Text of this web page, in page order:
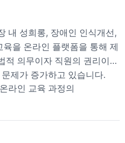
내 성희롱, 장애인 인식개선,
을 온라인 플랫폼을 통해 제
적 의무이자 직원의 권리이지
제가 증가하고 있습니다.
라인 교육 과정의